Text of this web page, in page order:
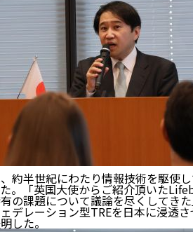
約半世紀にわたり情報技術を駆使
。「英国大使からご紹介頂いた
の課題について議論を尽くしてき
デレーション型TREを日本に浸透
した。